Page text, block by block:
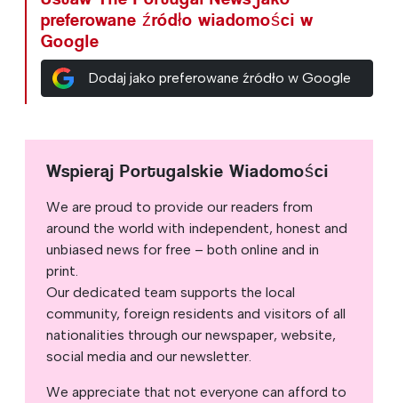
preferowane źródło wiadomości w
Google
Dodaj jako preferowane źródło w Google
Wspieraj Portugalskie Wiadomości
We are proud to provide our readers from
around the world with independent, honest and
unbiased news for free – both online and in
print.
Our dedicated team supports the local
community, foreign residents and visitors of all
nationalities through our newspaper, website,
social media and our newsletter.
We appreciate that not everyone can afford to